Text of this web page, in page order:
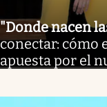
"Donde nacen
conectar: cómo
apuesta por el